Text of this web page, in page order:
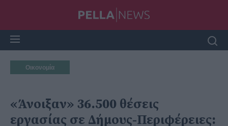
Οικονομία
«Άνοιξαν» 36.500 θέσεις
εργασίας σε Δήμους-Περιφέρειες: